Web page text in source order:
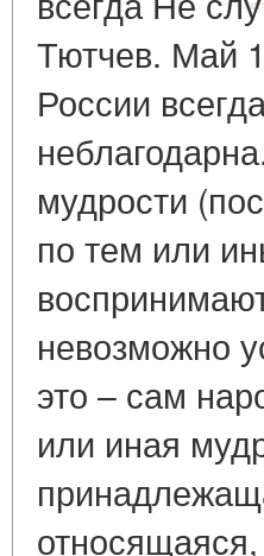
Тютчев. Май
России
мудрости
по тем или
невозможно
это – сам
или иная